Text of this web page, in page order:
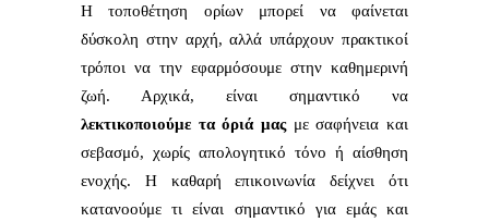
Η τοποθέτηση ορίων μπορεί να φαίνεται
δύσκολη στην αρχή, αλλά υπάρχουν πρακτικοί
τρόποι να την εφαρμόσουμε στην καθημερινή
ζωή. Αρχικά, είναι σημαντικό να
λεκτικοποιούμε τα όριά μαςμε σαφήνεια και
σεβασμό, χωρίς απολογητικό τόνο ή αίσθηση
ενοχής. Η καθαρή επικοινωνία δείχνει ότι
κατανοούμε τι είναι σημαντικό για εμάς και